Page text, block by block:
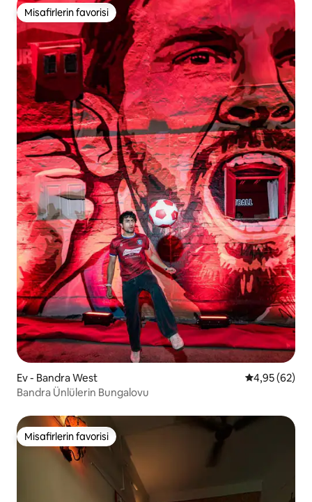
Misafirlerin favorisi
Misafirlerin favorisi
Ev - Bandra West 5 üzerinden
4,95 (62)
Bandra Ünlülerin Bungalovu
Misafirlerin favorisi
Misafirlerin favorisi